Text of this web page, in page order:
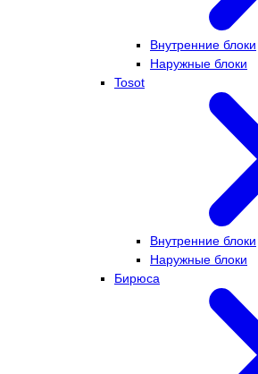
Внутренние блоки
Наружные блоки
Tosot
Внутренние блоки
Наружные блоки
Бирюса